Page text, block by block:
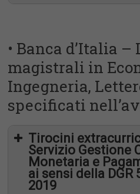
• Banca d’Italia
magistrali in
Ingegneria,
specificati
Tirocini
Servizio Gestione
Monetaria e
ai sensi della DGR
2019